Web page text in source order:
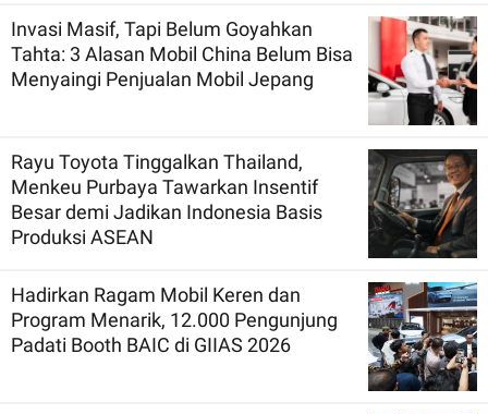
Invasi Masif, Tapi Belum Goyahkan
Tahta: 3 Alasan Mobil China Belum Bisa
Menyaingi Penjualan Mobil Jepang
Rayu Toyota Tinggalkan Thailand,
Menkeu Purbaya Tawarkan Insentif
Besar demi Jadikan Indonesia Basis
Produksi ASEAN
Hadirkan Ragam Mobil Keren dan
Program Menarik, 12.000 Pengunjung
Padati Booth BAIC di GIIAS 2026